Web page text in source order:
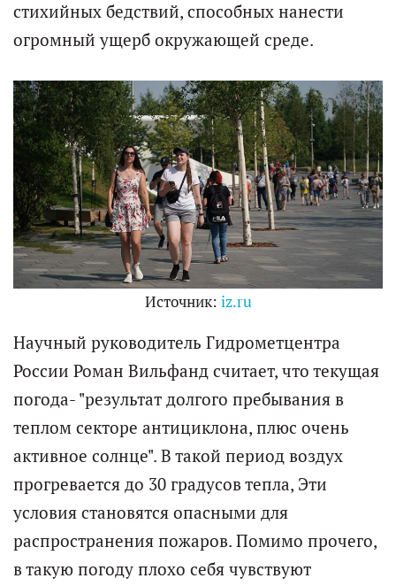
стихийных бедствий, способных нанести
огромный ущерб окружающей среде.
Источник: iz.ru
Научный руководитель Гидрометцентра
России Роман Вильфанд считает, что текущая
погода- "результат долгого пребывания в
теплом секторе антициклона, плюс очень
активное солнце". В такой период воздух
прогревается до 30 градусов тепла, Эти
условия становятся опасными для
распространения пожаров. Помимо прочего,
в такую погоду плохо себя чувствуют